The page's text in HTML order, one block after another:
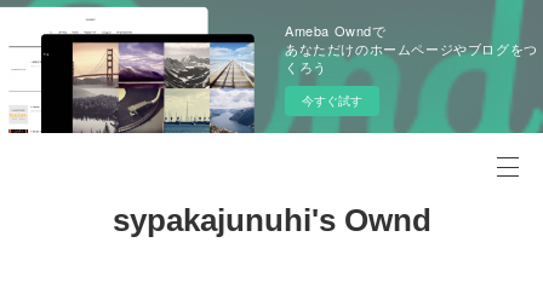
Ameba Owndで
あなただけのホームページやブログをつ
くろう
今すぐ試す
sypakajunuhi's Ownd